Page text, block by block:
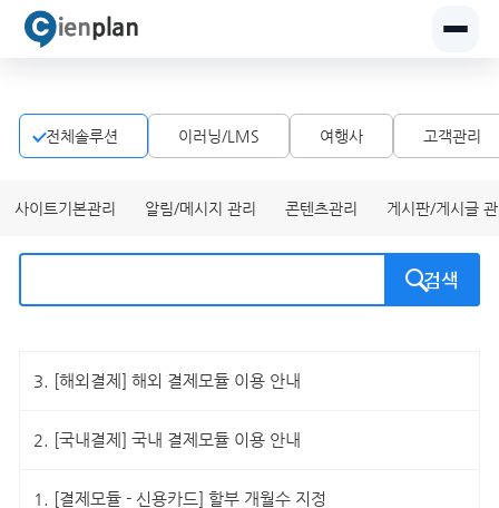
전체솔루션 이러닝/LMS 여행사 고객관리
사이트기본관리 알림/메시지 관리 콘텐츠관리 게시판/게시글
검색
3. [해외결제] 해외 결제모듈 이용 안내
2. [국내결제] 국내 결제모듈 이용 안내
1. [결제모듈 - 신용카드] 할부 개월수 지정